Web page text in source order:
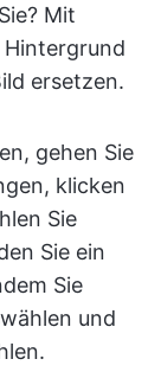
Mit
ersetzen.
gehen Sie
klicken
Sie
Sie ein
Sie
und